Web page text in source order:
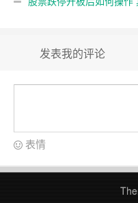
发表我的评论
表情